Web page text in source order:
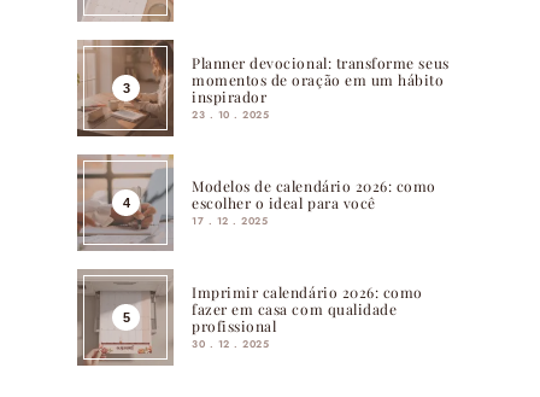
Planner devocional: transforme seus
momentos de oração em um hábito
inspirador
23 . 10 . 2025
Modelos de calendário 2026: como
escolher o ideal para você
17 . 12 . 2025
Imprimir calendário 2026: como
fazer em casa com qualidade
profissional
30 . 12 . 2025